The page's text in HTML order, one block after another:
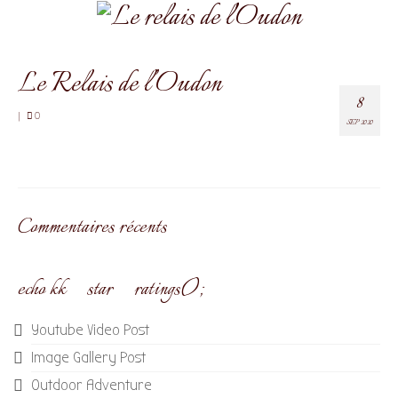
8
SEP 2020
Le Relais de l’Oudon
| 0
Commentaires récents
echo kk_star_ratings();
Youtube Video Post
Image Gallery Post
Outdoor Adventure